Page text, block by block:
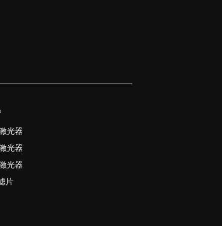
光器
光器
光器
片